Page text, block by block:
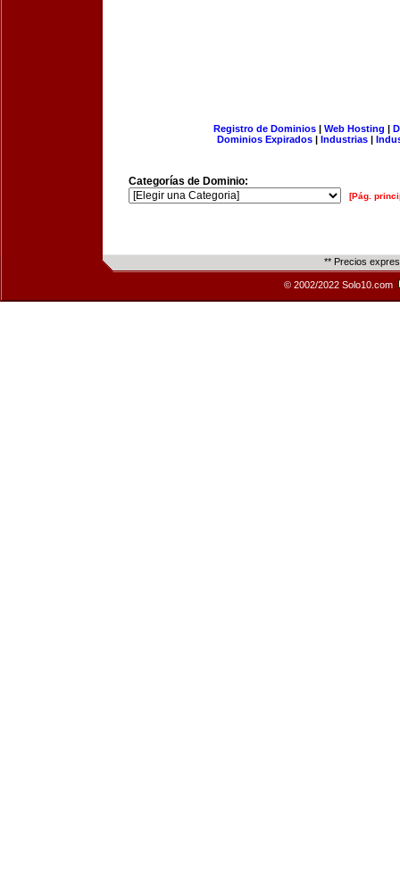
Registro de Dominios| Web Hosting |
Dominios Expirados | Industrias |
Categorías de Dominio:
[Pág.
** Precios
© 2002/2022 Solo10.com